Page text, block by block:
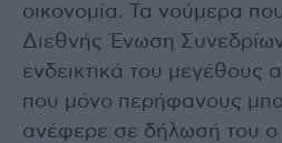
οικονομία. Τα νούμερα
Διεθνής Ένωση Συνεδρίων
ενδεικτικά του μεγέθους
που μόνο περήφανους
ανέφερε σε δήλωσή του ο